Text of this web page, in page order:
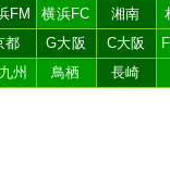
FM 横浜FC 湘南
都 G大阪 C大阪
州 鳥栖 長崎